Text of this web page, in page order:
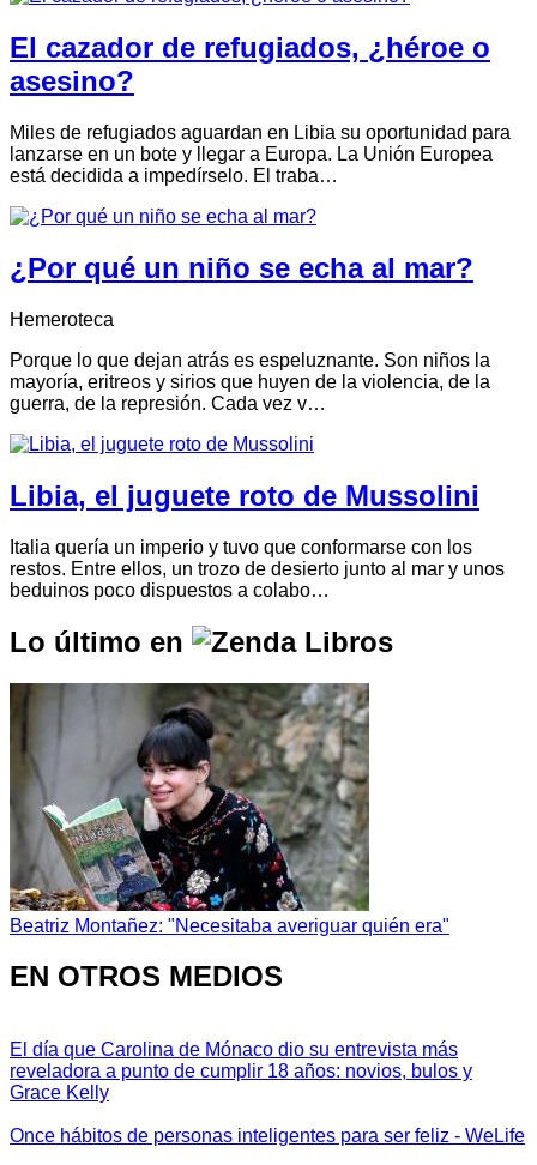
El cazador de refugiados, ¿héroe o
asesino?
Miles de refugiados aguardan en Libia su oportunidad para
lanzarse en un bote y llegar a Europa. La Unión Europea
está decidida a impedírselo. El traba…
¿Por qué un niño se echa al mar?
Hemeroteca
Porque lo que dejan atrás es espeluznante. Son niños la
mayoría, eritreos y sirios que huyen de la violencia, de la
guerra, de la represión. Cada vez v…
Libia, el juguete roto de Mussolini
Italia quería un imperio y tuvo que conformarse con los
restos. Entre ellos, un trozo de desierto junto al mar y unos
beduinos poco dispuestos a colabo…
Lo último en
Beatriz Montañez: "Necesitaba averiguar quién era"
EN OTROS MEDIOS
El día que Carolina de Mónaco dio su entrevista más
reveladora a punto de cumplir 18 años: novios, bulos y
Grace Kelly
Once hábitos de personas inteligentes para ser feliz - WeLife